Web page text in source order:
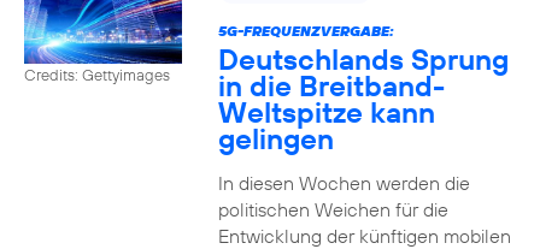
Credits: Gettyimages
5G-FREQUENZVERGABE:
Deutschlands Sprung
in die Breitband-
Weltspitze kann
gelingen
In diesen Wochen werden die
politischen Weichen für die
Entwicklung der künftigen mobilen